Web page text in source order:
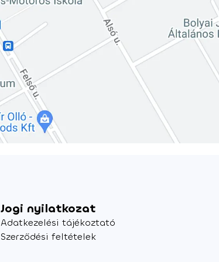
Jogi nyilatkozat
Adatkezelési tájékoztató
Szerződési feltételek